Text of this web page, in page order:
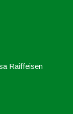
Raiffeisen